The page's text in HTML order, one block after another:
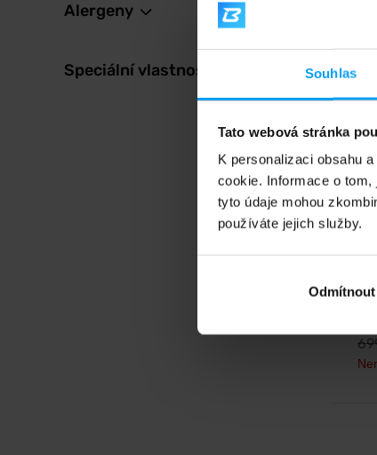
Souhlas
Tato webová stránka
K personalizaci obsahu
cookie. Informace o
tyto údaje mohou
používáte jejich služby.
Odmítnout
Alergeny
Speciální vlastnosti